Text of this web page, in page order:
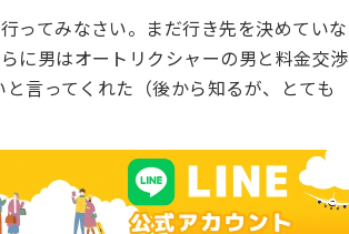
ってみなさい。まだ行き先を決めていな
に男はオートリクシャーの男と料金交渉
言ってくれた（後から知るが、とても